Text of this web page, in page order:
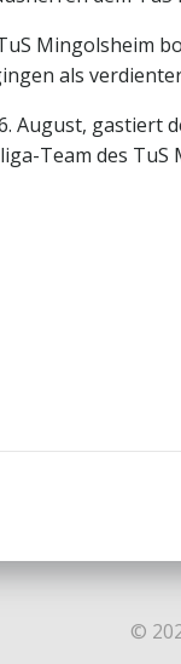
Mingolsheim
als
August, gastiert
Team des
©